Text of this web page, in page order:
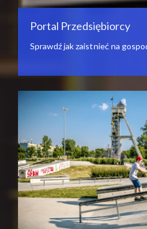
Portal Przedsiębiorcy
Sprawdź jak zaistnieć na